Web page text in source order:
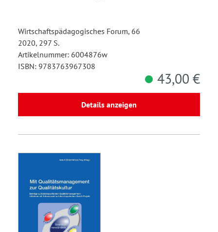
Wirtschaftspädagogisches Forum, 66
2020, 297 S.
Artikelnummer: 6004876w
ISBN: 9783763967308
43,00 €
Details anzeigen